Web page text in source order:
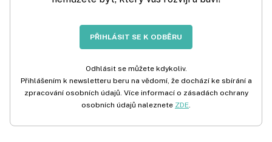
PŘIHLÁSIT SE K ODBĚRU
Odhlásit se můžete kdykoliv.
Přihlášením k newsletteru beru na vědomí, že dochází ke sbírání a
zpracování osobních údajů. Více informací o zásadách ochrany
osobních údajů naleznete ZDE.